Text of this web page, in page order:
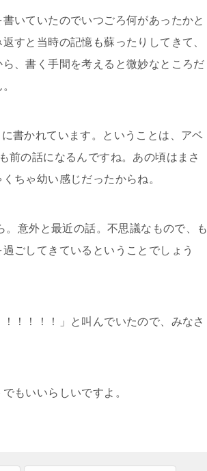
いていたのでいつごろ何があったかと
すと当時の記憶も蘇ったりしてきて、
、書く手間を考えると微妙なところだ
書かれています。ということは、アベ
前の話になるんですね。あの頃はまさ
ちゃ幼い感じだったからね。
意外と最近の話。不思議なもので、も
ごしてきているということでしょう
！！！！」と叫んでいたので、みなさ
もいいらしいですよ。